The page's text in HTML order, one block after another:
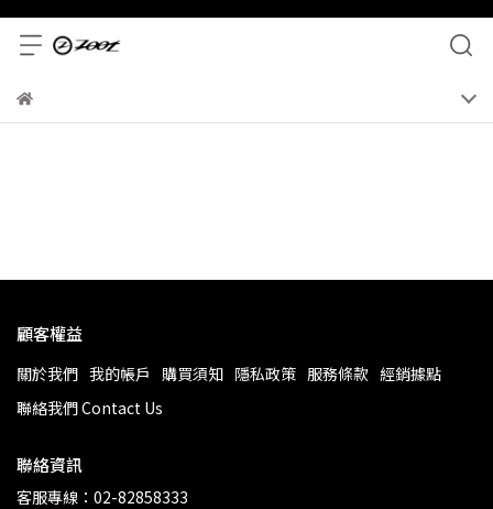
顧客權益
關於我們 我的帳戶 購買須知 隱私政策 服務條款 經銷據點
聯絡我們 Contact Us
聯絡資訊
客服專線：02-82858333